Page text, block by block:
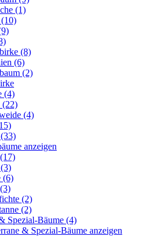
(1)
(8)
(6)
(2)
(4)
(22)
(4)
anzeigen
(6)
(2)
(2)
Spezial-Bäume (4)
& Spezial-Bäume anzeigen